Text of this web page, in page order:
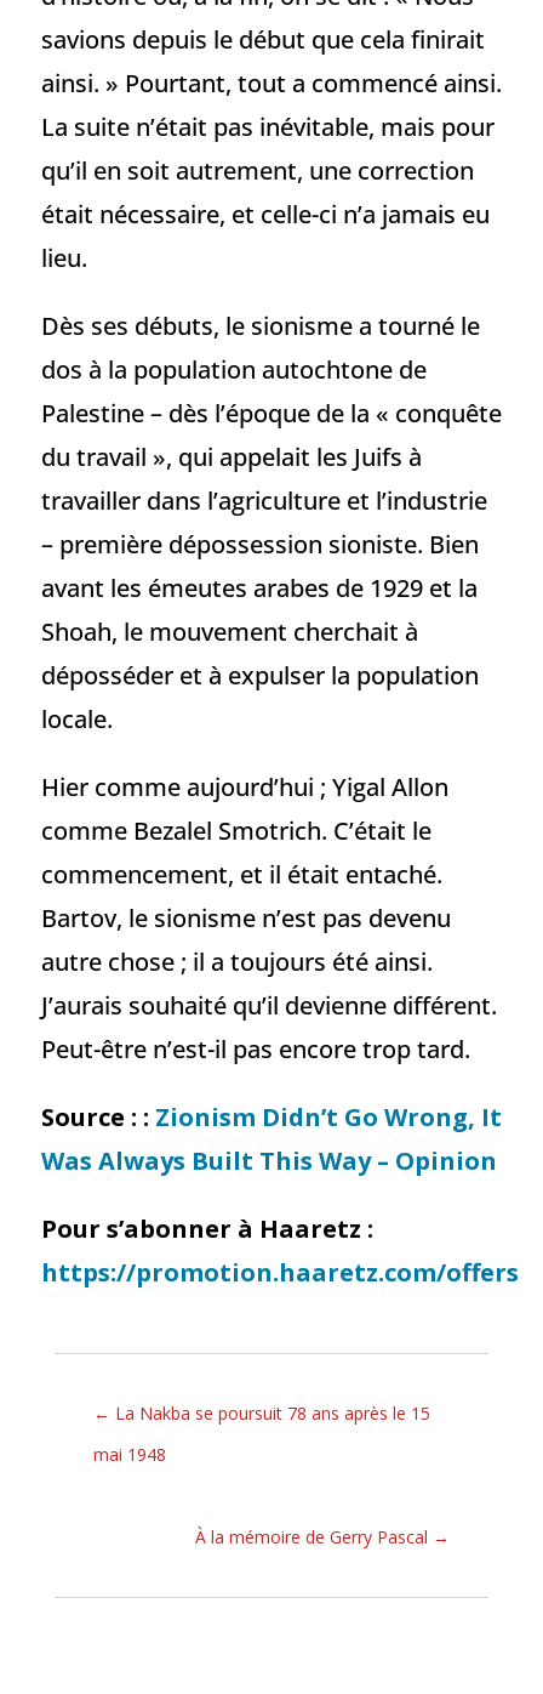
savions depuis le début que cela finirait
ainsi. » Pourtant, tout a commencé ainsi.
La suite n’était pas inévitable, mais pour
qu’il en soit autrement, une correction
était nécessaire, et celle-ci n’a jamais eu
lieu.
Dès ses débuts, le sionisme a tourné le
dos à la population autochtone de
Palestine – dès l’époque de la « conquête
du travail », qui appelait les Juifs à
travailler dans l’agriculture et l’industrie
– première dépossession sioniste. Bien
avant les émeutes arabes de 1929 et la
Shoah, le mouvement cherchait à
déposséder et à expulser la population
locale.
Hier comme aujourd’hui ; Yigal Allon
comme Bezalel Smotrich. C’était le
commencement, et il était entaché.
Bartov, le sionisme n’est pas devenu
autre chose ; il a toujours été ainsi.
J’aurais souhaité qu’il devienne différent.
Peut-être n’est-il pas encore trop tard.
Source : : Zionism Didn’t Go Wrong, It
Was Always Built This Way – Opinion
Pour s’abonner à Haaretz :
https://promotion.haaretz.com/offers
← La Nakba se poursuit 78 ans après le 15
mai 1948
À la mémoire de Gerry Pascal →